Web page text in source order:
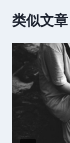
类似文章